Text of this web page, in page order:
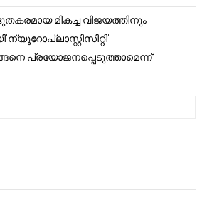
മികച്ച വിജയത്തിനും
പ്രയോജനപ്പെടുത്താമെന്ന്